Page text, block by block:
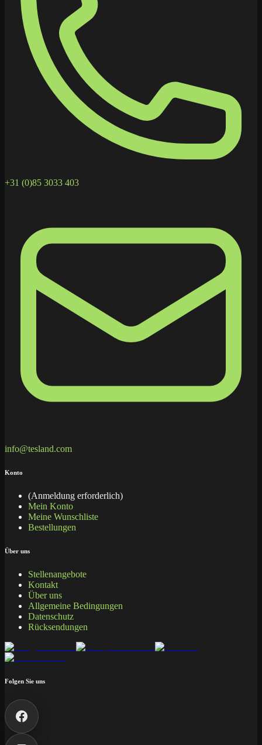
+31 (0)85 3033 403
info@tesland.com
Konto
(Anmeldung erforderlich)
Mein Konto
Meine Wunschliste
Bestellungen
Über uns
Stellenangebote
Kontakt
Über uns
Allgemeine Bedingungen
Datenschutz
Rücksendungen
Folgen Sie uns